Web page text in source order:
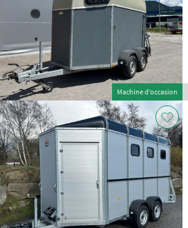
Machine d’occasion